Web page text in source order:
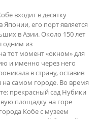
входит в десятку
его порт является
в Азии. Около 150 лет
одним из
тот момент «окном» для
и именно через него
в страну, оставив
на самом городе. Во время
прекрасный сад Нубики
площадку на горе
Кобе с музеем